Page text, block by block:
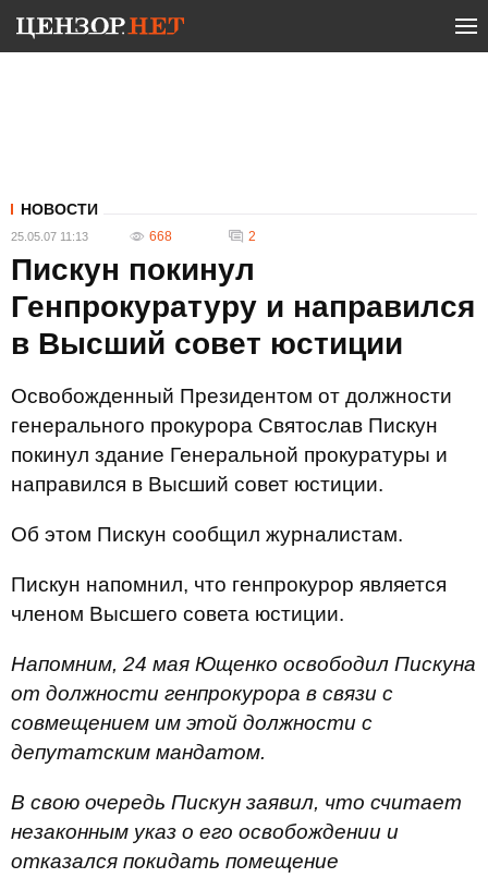
НОВОСТИ
25.05.07 11:13 668 2
Пискун покинул
Генпрокуратуру и направился
в Высший совет юстиции
Освобожденный Президентом от должности
генерального прокурора Святослав Пискун
покинул здание Генеральной прокуратуры и
направился в Высший совет юстиции.
Об этом Пискун сообщил журналистам.
Пискун напомнил, что генпрокурор является
членом Высшего совета юстиции.
Напомним, 24 мая Ющенко освободил Пискуна
от должности генпрокурора в связи с
совмещением им этой должности с
депутатским мандатом.
В свою очередь Пискун заявил, что считает
незаконным указ о его освобождении и
отказался покидать помещение